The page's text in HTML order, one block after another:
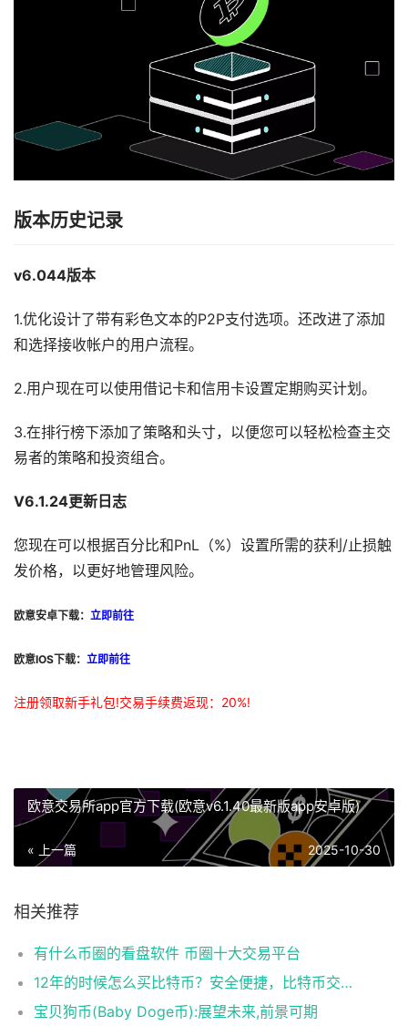
版本历史记录
v6.044版本
1.优化设计了带有彩色文本的P2P支付选项。还改进了添加
和选择接收帐户的用户流程。
2.用户现在可以使用借记卡和信用卡设置定期购买计划。
3.在排行榜下添加了策略和头寸，以便您可以轻松检查主交
易者的策略和投资组合。
V6.1.24更新日志
您现在可以根据百分比和PnL（%）设置所需的获利/止损触
发价格，以更好地管理风险。
欧意安卓下载： 立即前往
欧意IOS下载： 立即前往
注册领取新手礼包!交易手续费返现：20%!
欧意交易所app官方下载(欧意v6.1.40最新版app安卓版)
« 上一篇 2025-10-30
相关推荐
有什么币圈的看盘软件 币圈十大交易平台
12年的时候怎么买比特币？安全便捷，比特币交易首选
宝贝狗币(Baby Doge币):展望未来,前景可期